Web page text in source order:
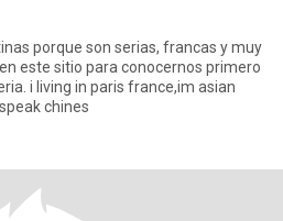
este sitio para conocernos primero
asian
who was born in france so i speak chines